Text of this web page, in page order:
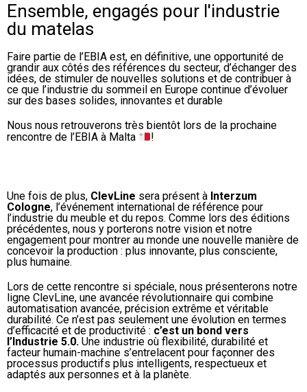
Ensemble, engagés pour l'industrie
du matelas
Faire partie de l’EBIA est, en définitive, une opportunité de
grandir aux côtés des références du secteur, d’échanger des
idées, de stimuler de nouvelles solutions et de contribuer à
ce que l’industrie du sommeil en Europe continue d’évoluer
sur des bases solides, innovantes et durable
Nous nous retrouverons très bientôt lors de la prochaine
rencontre de l’EBIA à Malta
!
Une fois de plus, ClevLine sera présent à Interzum
Cologne, l’événement international de référence pour
l’industrie du meuble et du repos. Comme lors des éditions
précédentes, nous y porterons notre vision et notre
engagement pour montrer au monde une nouvelle manière de
concevoir la production : plus innovante, plus consciente,
plus humaine.
Lors de cette rencontre si spéciale, nous présenterons notre
ligne ClevLine, une avancée révolutionnaire qui combine
automatisation avancée, précision extrême et véritable
durabilité. Ce n’est pas seulement une évolution en termes
d’efficacité et de productivité : c’est un bond vers
l’Industrie 5.0. Une industrie où flexibilité, durabilité et
facteur humain-machine s’entrelacent pour façonner des
processus productifs plus intelligents, respectueux et
adaptés aux personnes et à la planète.